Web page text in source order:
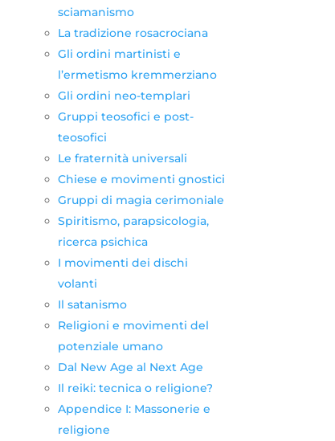
sciamanismo
La tradizione rosacrociana
Gli ordini martinisti e
l’ermetismo kremmerziano
Gli ordini neo-templari
Gruppi teosofici e post-
teosofici
Le fraternità universali
Chiese e movimenti gnostici
Gruppi di magia cerimoniale
Spiritismo, parapsicologia,
ricerca psichica
I movimenti dei dischi
volanti
Il satanismo
Religioni e movimenti del
potenziale umano
Dal New Age al Next Age
Il reiki: tecnica o religione?
Appendice I: Massonerie e
religione